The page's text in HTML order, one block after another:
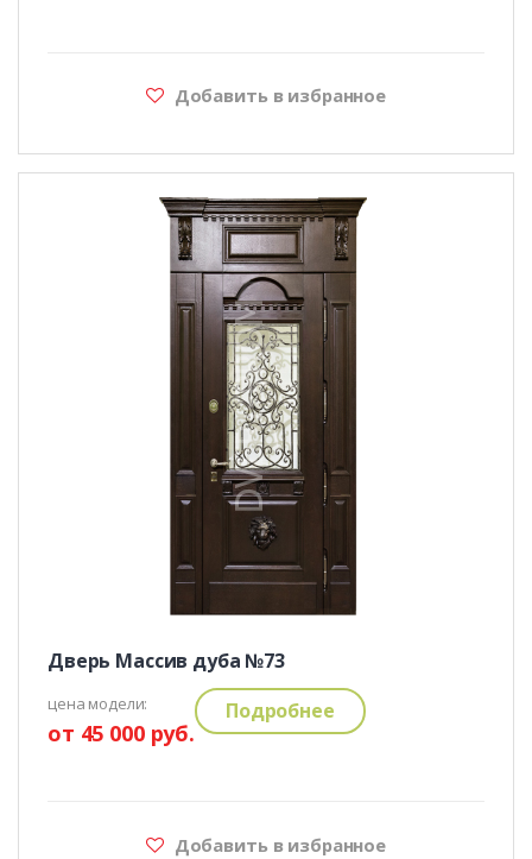
Добавить в избранное
Дверь Массив дуба №73
цена модели:
от 45 000 руб.
Подробнее
Добавить в избранное